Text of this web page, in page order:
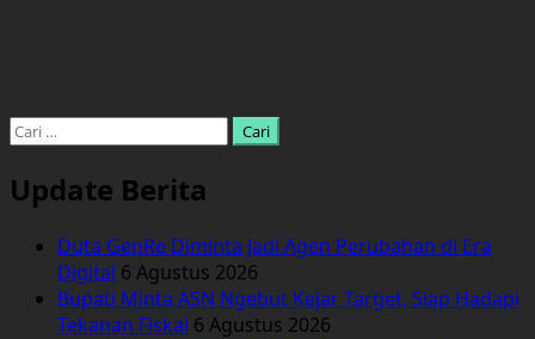
Cari
Update Berita
Duta GenRe Diminta Jadi Agen Perubahan di Era
Digital 6 Agustus 2026
Bupati Minta ASN Ngebut Kejar Target, Siap Hadapi
Tekanan Fiskal 6 Agustus 2026